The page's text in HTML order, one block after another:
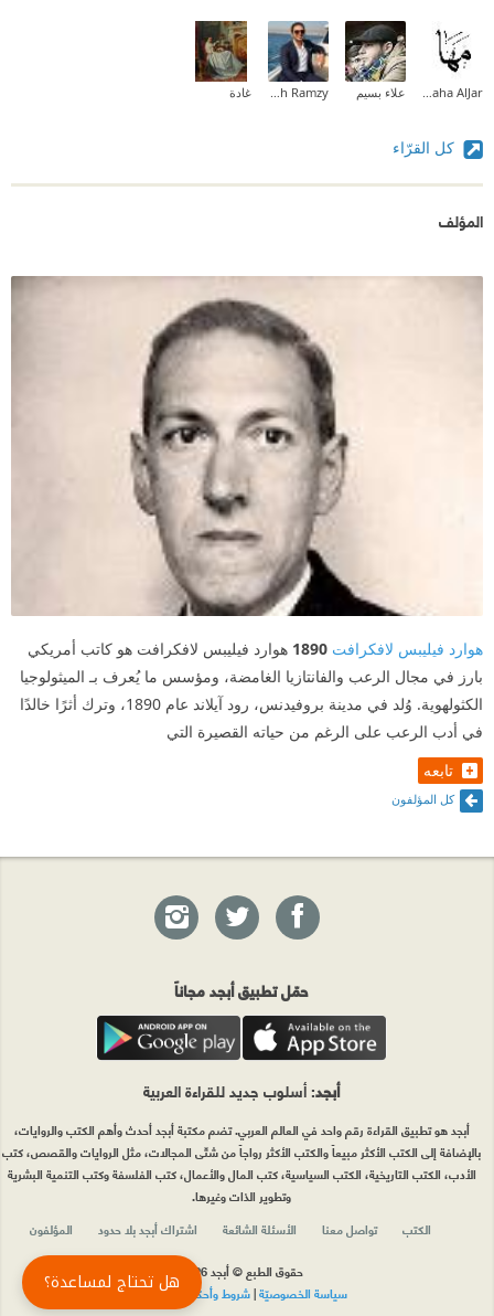
علاء بسيم غادة
كل القرّاء
المؤلف
هوارد فيليبس لافكرافت 1890 هوارد فيليبس لافكرافت هو كاتب أمريكي
بارز في مجال الرعب والفانتازيا الغامضة، ومؤسس ما يُعرف بـ الميثولوجيا
الكثولهوية. وُلد في مدينة بروفيدنس، رود آيلاند عام 1890، وترك أثرًا خالدًا
في أدب الرعب على الرغم من حياته القصيرة التي
تابعه
كل المؤلفون
حمّل تطبيق أبجد مجاناً
أبجد: أسلوب جديد للقراءة العربية
أبجد هو تطبيق القراءة رقم واحد في العالم العربي. تضم مكتبة أبجد أحدث وأهم الكتب والروايات،
بالإضافة إلى الكتب الأكثر مبيعاً والكتب الأكثر رواجاً من شتّى المجالات، مثل الروايات والقصص، كتب
الأدب، الكتب التاريخية، الكتب السياسية، كتب المال والأعمال، كتب الفلسفة وكتب التنمية البشرية
وتطوير الذات وغيرها.
الكتب
تواصل معنا الأسئلة الشائعة اشتراك أبجد بلا حدود
المؤلفون
حقوق الطبع © أبجد 2026
سياسة الخصوصيّة|شروط وأحكام الاستخدامهل تحتاج لمساعدة؟